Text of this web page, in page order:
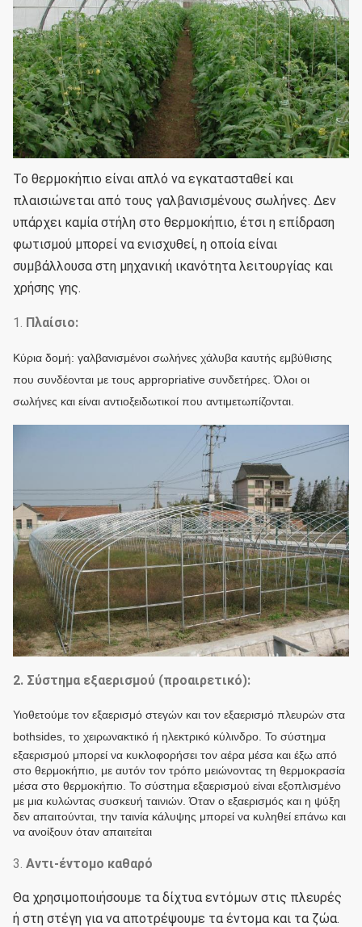
Το θερμοκήπιο είναι απλό να εγκατασταθεί και
πλαισιώνεται από τους γαλβανισμένους σωλήνες. Δεν
υπάρχει καμία στήλη στο θερμοκήπιο, έτσι η επίδραση
φωτισμού μπορεί να ενισχυθεί, η οποία είναι
συμβάλλουσα στη μηχανική ικανότητα λειτουργίας και
χρήσης γης.
1. Πλαίσιο:
Κύρια δομή: γαλβανισμένοι σωλήνες χάλυβα καυτής εμβύθισης
που συνδέονται με τους appropriative συνδετήρες. Όλοι οι
σωλήνες και είναι αντιοξειδωτικοί που αντιμετωπίζονται.
2. Σύστημα εξαερισμού (προαιρετικό):
Υιοθετούμε τον εξαερισμό στεγών και τον εξαερισμό πλευρών στα
bothsides , το χειρωνακτικό ή ηλεκτρικό κύλινδρο. Το σύστημα
εξαερισμού μπορεί να κυκλοφορήσει τον αέρα μέσα και έξω από
στο θερμοκήπιο, με αυτόν τον τρόπο μειώνοντας τη θερμοκρασία
μέσα στο θερμοκήπιο. Το σύστημα εξαερισμού είναι εξοπλισμένο
με μια κυλώντας συσκευή ταινιών. Όταν ο εξαερισμός και η ψύξη
δεν απαιτούνται, την ταινία κάλυψης μπορεί να κυληθεί επάνω και
να ανοίξουν όταν απαιτείται
3. Αντι-έντομο καθαρό
Θα χρησιμοποιήσουμε τα δίχτυα εντόμων στις πλευρές
ή στη στέγη για να αποτρέψουμε τα έντομα και τα ζώα.